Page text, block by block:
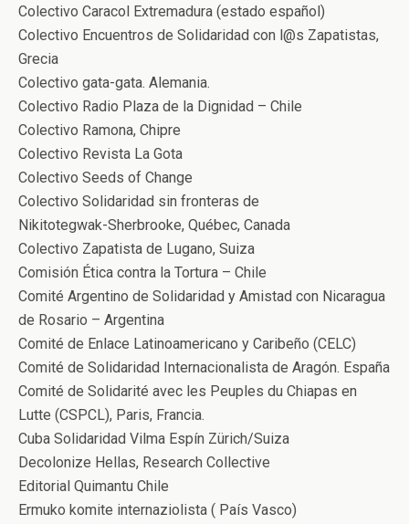
Colectivo Caracol Extremadura (estado español)
Colectivo Encuentros de Solidaridad con l@s Zapatistas,
Grecia
Colectivo gata-gata. Alemania.
Colectivo Radio Plaza de la Dignidad – Chile
Colectivo Ramona, Chipre
Colectivo Revista La Gota
Colectivo Seeds of Change
Colectivo Solidaridad sin fronteras de
Nikitotegwak-Sherbrooke, Québec, Canada
Colectivo Zapatista de Lugano, Suiza
Comisión Ética contra la Tortura – Chile
Comité Argentino de Solidaridad y Amistad con Nicaragua
de Rosario – Argentina
Comité de Enlace Latinoamericano y Caribeño (CELC)
Comité de Solidaridad Internacionalista de Aragón. España
Comité de Solidarité avec les Peuples du Chiapas en
Lutte (CSPCL), Paris, Francia.
Cuba Solidaridad Vilma Espín Zürich/Suiza
Decolonize Hellas, Research Collective
Editorial Quimantu Chile
Ermuko komite internaziolista ( País Vasco)